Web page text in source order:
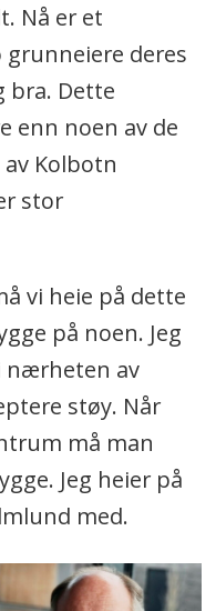
Nå er et
deres
bra. Dette
enn noen av de
Kolbotn
stor
vi heie på dette
på noen. Jeg
nærheten av
støy. Når
må man
Jeg heier på
med.